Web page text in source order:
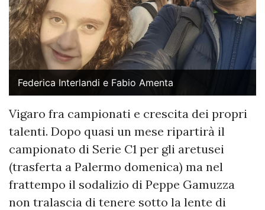
Federica Interlandi e Fabio Amenta
Vigaro fra campionati e crescita dei propri
talenti. Dopo quasi un mese ripartirà il
campionato di Serie C1 per gli aretusei
(trasferta a Palermo domenica) ma nel
frattempo il sodalizio di Peppe Gamuzza
non tralascia di tenere sotto la lente di